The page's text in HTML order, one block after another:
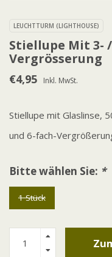
LEUCHTTURM (LIGHTHOUSE)
Stiellupe Mit 3-
Vergrösserung
€4,95 Inkl. MwSt.
Stiellupe mit Glaslinse,
und 6-fach-
Bitte wählen Sie: *
1 Stück